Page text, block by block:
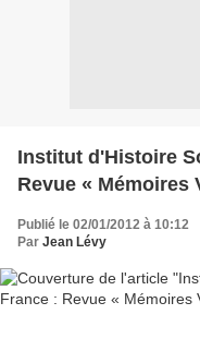
Institut d'Histoire
Revue « Mémoires
Publié le 02/01/2012 à 10:12
Par Jean Lévy